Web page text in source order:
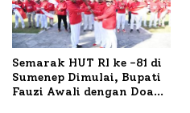
Semarak HUT RI ke -81 di
Sumenep Dimulai, Bupati
Fauzi Awali dengan Doa